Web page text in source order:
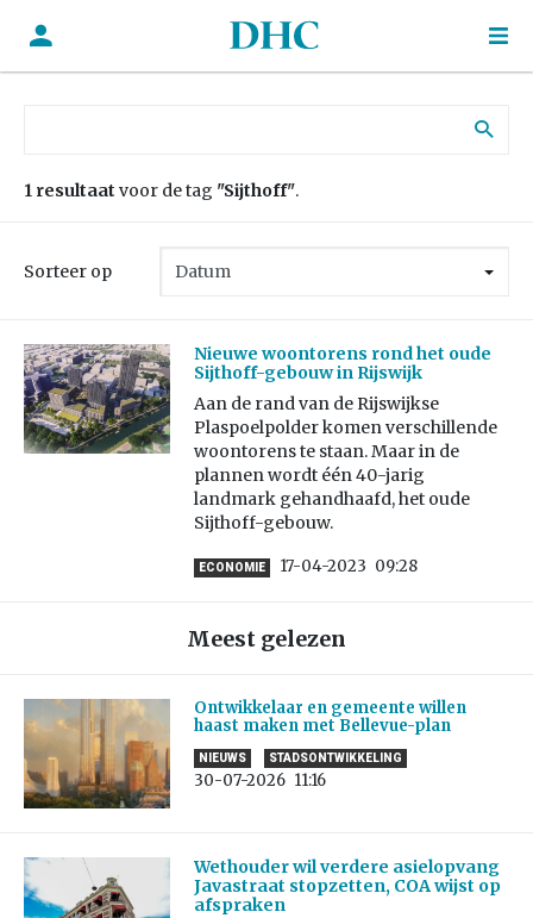
1 resultaat voor de tag "Sijthoff".
Sorteer op
Nieuwe woontorens rond het oude
Sijthoff-gebouw in Rijswijk
Aan de rand van de Rijswijkse
Plaspoelpolder komen verschillende
woontorens te staan. Maar in de
plannen wordt één 40-jarig
landmark gehandhaafd, het oude
Sijthoff-gebouw.
ECONOMIE 17-04-2023 09:28
Meest gelezen
Ontwikkelaar en gemeente willen
haast maken met Bellevue-plan
NIEUWS STADSONTWIKKELING
30-07-2026 11:16
Wethouder wil verdere asielopvang
Javastraat stopzetten, COA wijst op
afspraken